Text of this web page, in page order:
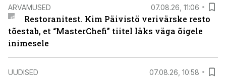
ARVAMUSED 07.08.26, 11:06
Restoranitest. Kim Päivistö verivärske resto
tõestab, et “MasterChefi” tiitel läks väga õigele
inimesele
UUDISED 07.08.26, 10:58